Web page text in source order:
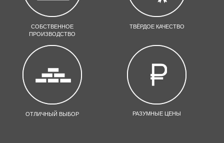
СОБСТВЕННОЕ
ПРОИЗВОДСТВО
ТВЁРДОЕ КАЧЕСТВО
ОТЛИЧНЫЙ ВЫБОР РАЗУМНЫЕ ЦЕНЫ